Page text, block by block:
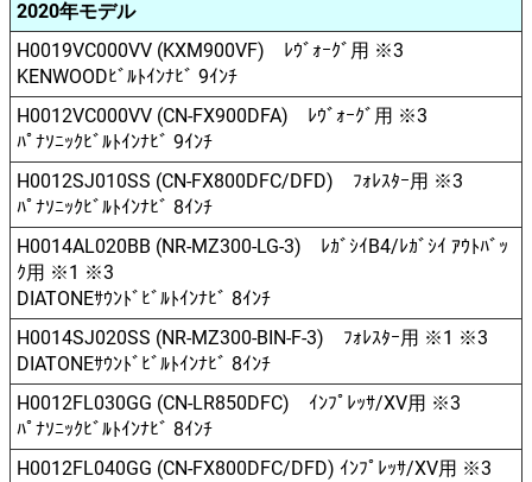
2020年モデル
H0019VC000VV (KXM900VF) ﾚｳﾞｫｰｸﾞ用 ※3
KENWOODﾋﾞﾙﾄｲﾝﾅﾋﾞ 9ｲﾝﾁ
H0012VC000VV (CN-FX900DFA) ﾚｳﾞｫｰｸﾞ用 ※3
ﾊﾟﾅｿﾆｯｸﾋﾞﾙﾄｲﾝﾅﾋﾞ 9ｲﾝﾁ
H0012SJ010SS (CN-FX800DFC/DFD) ﾌｫﾚｽﾀｰ用 ※3
ﾊﾟﾅｿﾆｯｸﾋﾞﾙﾄｲﾝﾅﾋﾞ 8ｲﾝﾁ
H0014AL020BB (NR-MZ300-LG-3) ﾚｶﾞｼｲB4/ﾚｶﾞｼｲ ｱｳﾄﾊﾞｯ
ｸ用 ※1 ※3
DIATONEｻｳﾝﾄﾞﾋﾞﾙﾄｲﾝﾅﾋﾞ 8ｲﾝﾁ
H0014SJ020SS (NR-MZ300-BIN-F-3) ﾌｫﾚｽﾀｰ用 ※1 ※3
DIATONEｻｳﾝﾄﾞﾋﾞﾙﾄｲﾝﾅﾋﾞ 8ｲﾝﾁ
H0012FL030GG (CN-LR850DFC) ｲﾝﾌﾟﾚｯｻ/XV用 ※3
ﾊﾟﾅｿﾆｯｸﾋﾞﾙﾄｲﾝﾅﾋﾞ 8ｲﾝﾁ
H0012FL040GG (CN-FX800DFC/DFD) ｲﾝﾌﾟﾚｯｻ/XV用 ※3